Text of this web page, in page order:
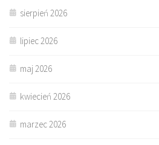
sierpień 2026
lipiec 2026
maj 2026
kwiecień 2026
marzec 2026